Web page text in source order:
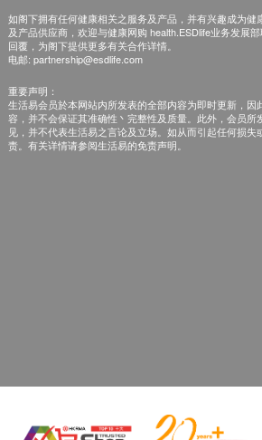
如阁下拥有任何健康相关之服务及产品，并有兴趣成为健
及产品供应商，欢迎与健康网购 health.ESDlife业务发展
回覆，为阁下提供更多有关合作详情。
电邮: partnership@esdlife.com
重要声明：
生活易会员於本网站内所发表的全部内容为即时更新，因
容，并不会保证其准确性丶完整性及质量。此外，会员所
见，并不代表生活易之言论及立场。如从而引起任何损失
责。有关详情请参阅生活易的免责声明。